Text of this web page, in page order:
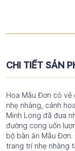
CHI TIẾT SẢN
Hoa Mẫu Đơn có vẻ
nhẹ nhàng, cánh
Minh Long đã đưa
đường cong uốn
bộ bàn ăn Mẫu
trang trí nhẹ nhàng